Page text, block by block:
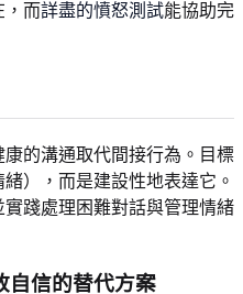
，而詳盡的憤怒測試能協助完
的溝通取代間接行為。目標
），而是建設性地表達它。
踐處理困難對話與管理情緒
自信的替代方案